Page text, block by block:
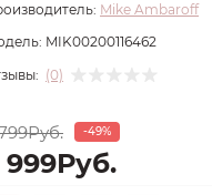
Mike Ambaroff
MIK00200116462
(0)
-49%
999Руб.